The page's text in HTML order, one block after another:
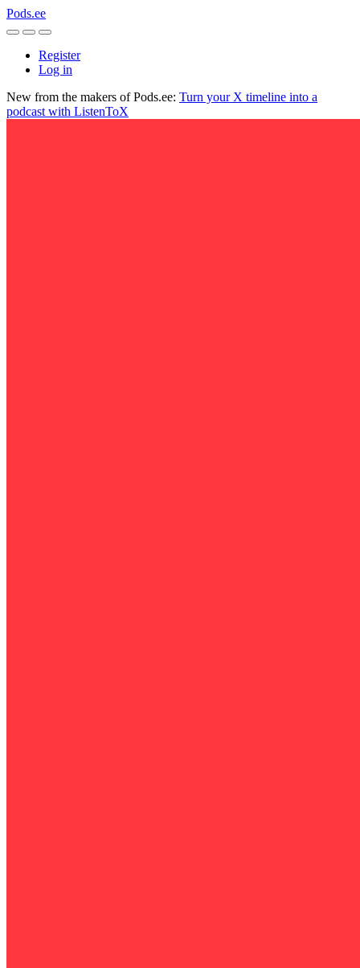
Pods.ee
Register
Log in
New from the makers of Pods.ee: Turn your X timeline into a
podcast with ListenToX